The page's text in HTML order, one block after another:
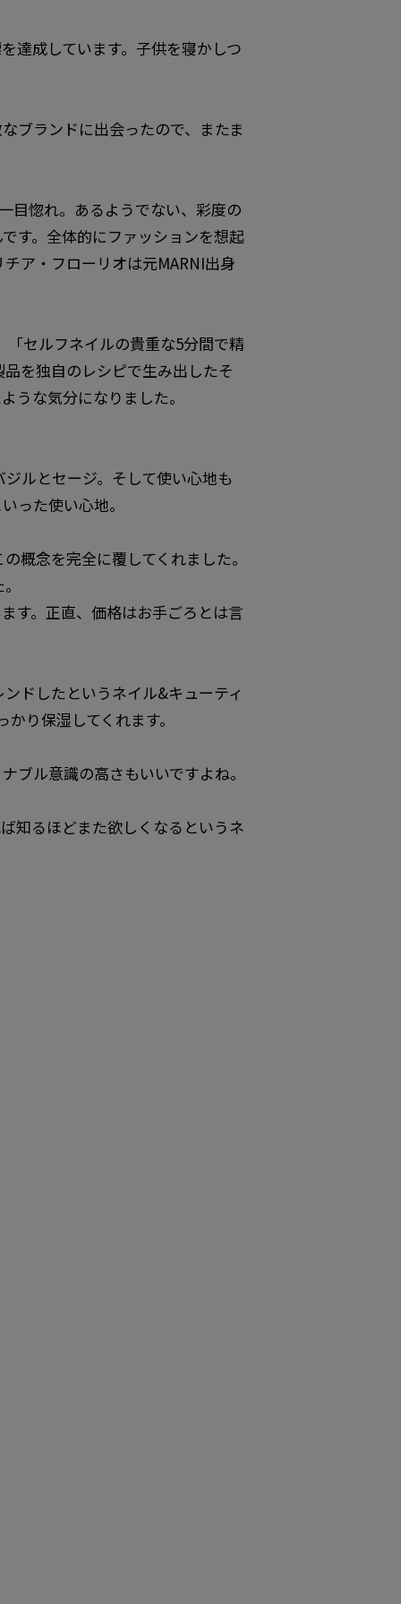
達成しています。子供を寝かしつ
ブランドに出会ったので、またま
目惚れ。あるようでない、彩度の
す。全体的にファッションを想起
ア・フローリオは元MARNI出身
セルフネイルの貴重な5分間で精
を独自のレシピで生み出したそ
うな気分になりました。
ルとセージ。そして使い心地も
った使い心地。
概念を完全に覆してくれました。
す。正直、価格はお手ごろとは言
ドしたというネイル&キューティ
り保湿してくれます。
ブル意識の高さもいいですよね。
知るほどまた欲しくなるというネ